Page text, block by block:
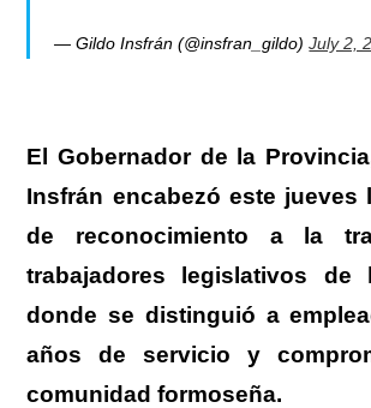
— Gildo Insfrán (@insfran_gildo)July 2,
El Gobernador de la
Insfrán encabezó este jueves
de reconocimiento a la
trabajadores legislativos de
donde se distinguió a
años de servicio y
comunidad formoseña.